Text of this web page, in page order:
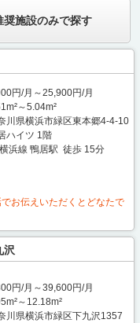
奨施設のみで探す
円/月～25,900円/月
～5.04m²
川県横浜市緑区東本郷4-4-10
ハイツ 1階
浜線 鴨居駅 徒歩 15分
お伝えいただくとどなたで
沢
円/月～39,600円/月
～12.18m²
川県横浜市緑区下九沢1357